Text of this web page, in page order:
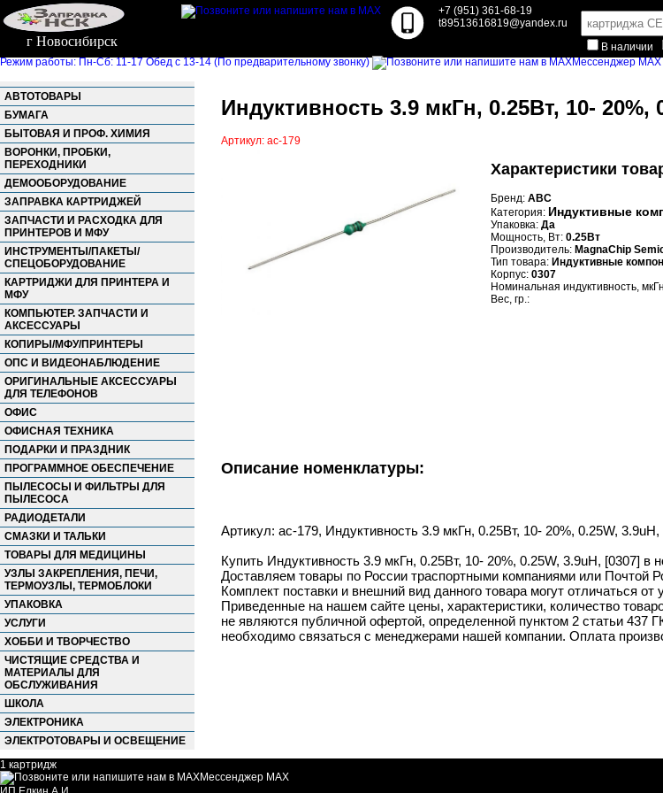
г Новосибирск
+7 (951) 361-68-19
t89513616819@yandex.ru
В наличии
Режим работы: Пн-Сб: 11-17 Обед с 13-14 (По предварительному звонку) Мессенджер MAX
АВТОТОВАРЫ
БУМАГА
БЫТОВАЯ И ПРОФ. ХИМИЯ
ВОРОНКИ, ПРОБКИ,
ПЕРЕХОДНИКИ
ДЕМООБОРУДОВАНИЕ
ЗАПРАВКА КАРТРИДЖЕЙ
ЗАПЧАСТИ И РАСХОДКА ДЛЯ
ПРИНТЕРОВ И МФУ
ИНСТРУМЕНТЫ/ПАКЕТЫ/
СПЕЦОБОРУДОВАНИЕ
КАРТРИДЖИ ДЛЯ ПРИНТЕРА И
МФУ
КОМПЬЮТЕР. ЗАПЧАСТИ И
АКСЕССУАРЫ
КОПИРЫ/МФУ/ПРИНТЕРЫ
ОПС И ВИДЕОНАБЛЮДЕНИЕ
ОРИГИНАЛЬНЫЕ АКСЕССУАРЫ
ДЛЯ ТЕЛЕФОНОВ
ОФИС
ОФИСНАЯ ТЕХНИКА
ПОДАРКИ И ПРАЗДНИК
ПРОГРАММНОЕ ОБЕСПЕЧЕНИЕ
ПЫЛЕСОСЫ И ФИЛЬТРЫ ДЛЯ
ПЫЛЕСОСА
РАДИОДЕТАЛИ
СМАЗКИ И ТАЛЬКИ
ТОВАРЫ ДЛЯ МЕДИЦИНЫ
УЗЛЫ ЗАКРЕПЛЕНИЯ, ПЕЧИ,
ТЕРМОУЗЛЫ, ТЕРМОБЛОКИ
УПАКОВКА
УСЛУГИ
ХОББИ И ТВОРЧЕСТВО
ЧИСТЯЩИЕ СРЕДСТВА И
МАТЕРИАЛЫ ДЛЯ
ОБСЛУЖИВАНИЯ
ШКОЛА
ЭЛЕКТРОНИКА
ЭЛЕКТРОТОВАРЫ И ОСВЕЩЕНИЕ
Индуктивность 3.9 мкГн, 0.25Вт, 10- 20%,
Артикул: ac-179
Характеристики
Бренд: ABC
Категория: Индуктивные
Упаковка: Да
Мощность, Вт: 0.25Вт
Производитель: MagnaChip
Тип товара: Индуктивные
Корпус: 0307
Номинальная индуктивность,
Вес, гр.:
Описание номенклатуры:
Артикул: ac-179, Индуктивность 3.9 мкГн, 0.25Вт, 10- 20%, 0.25W,
Купить Индуктивность 3.9 мкГн, 0.25Вт, 10- 20%, 0.25W, 3.9uH, [0307] в
Доставляем товары по России траспортными компаниями или Почтой
Комплект поставки и внешний вид данного товара могут отличаться
Приведенные на нашем сайте цены, характеристики, количество
не являются публичной офертой, определенной пунктом 2 статьи 437
необходимо связаться с менеджерами нашей компании. Оплата
1 картридж
Мессенджер MAX